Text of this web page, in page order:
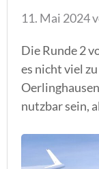
11. Mai 2024
Die Runde 2
es nicht viel
nutzbar sein,